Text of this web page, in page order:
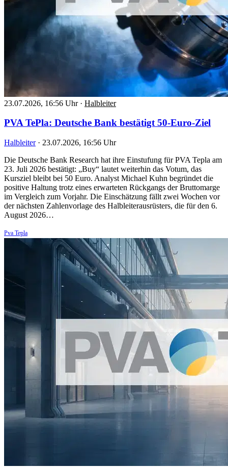
23.07.2026, 16:56 Uhr · Halbleiter
PVA TePla: Deutsche Bank bestätigt 50-Euro-Ziel
Halbleiter · 23.07.2026, 16:56 Uhr
Die Deutsche Bank Research hat ihre Einstufung für PVA Tepla am
23. Juli 2026 bestätigt: „Buy“ lautet weiterhin das Votum, das
Kursziel bleibt bei 50 Euro. Analyst Michael Kuhn begründet die
positive Haltung trotz eines erwarteten Rückgangs der Bruttomarge
im Vergleich zum Vorjahr. Die Einschätzung fällt zwei Wochen vor
der nächsten Zahlenvorlage des Halbleiterausrüsters, die für den 6.
August 2026…
Pva Tepla